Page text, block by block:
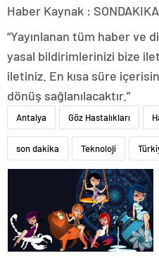
Haber Kaynak :
“Yayınlanan tüm haber ve
yasal bildirimlerinizi bize
iletiniz. En kısa süre
dönüş sağlanılacaktır.”
Antalya Göz Hastalıkları
son dakika Teknoloji